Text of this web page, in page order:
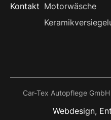
Kontakt Motorwäsche
Car-Tex Autopflege
Webdesign,